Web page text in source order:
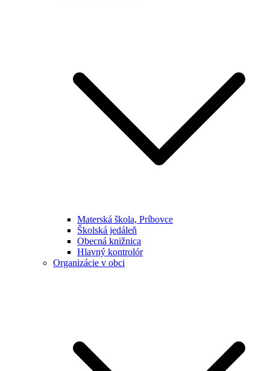
Materská škola, Príbovce
Školská jedáleň
Obecná knižnica
Hlavný kontrolór
Organizácie v obci